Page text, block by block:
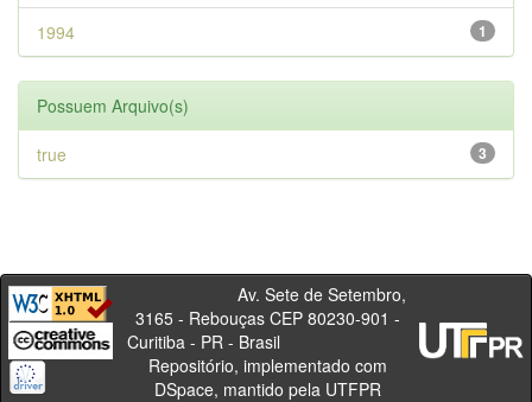
1
1994
Possuem Arquivo(s)
3
true
Av. Sete de Setembro,
3165 - Rebouças CEP 80230-901 -
Curitiba - PR - Brasil
Repositório, implementado com
DSpace, mantido pela UTFPR